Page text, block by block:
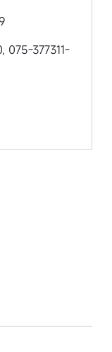
075-377311-